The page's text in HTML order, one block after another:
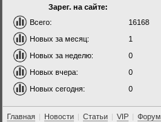
Зарег. на сайте:
Всего:
16168
Новых за месяц:
1
Новых за неделю:
0
Новых вчера:
0
Новых сегодня:
0
Главная | Новости | Статьи | VIP | Форум